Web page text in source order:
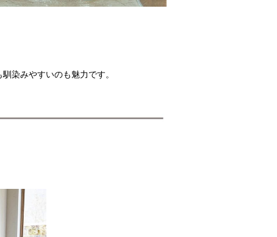
染みやすいのも魅力です。